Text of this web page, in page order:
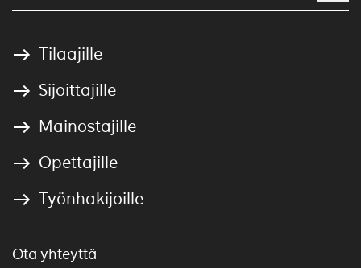
Tilaajille
Sijoittajille
Mainostajille
Opettajille
Työnhakijoille
Ota yhteyttä